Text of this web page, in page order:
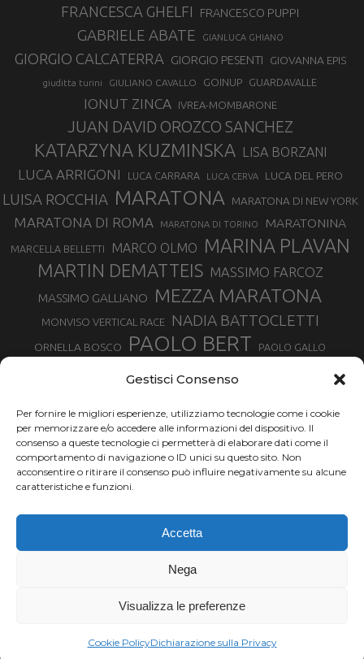
Gestisci Consenso
Per fornire le migliori esperienze, utilizziamo tecnologie come i cookie
per memorizzare e/o accedere alle informazioni del dispositivo. Il
consenso a queste tecnologie ci permetterà di elaborare dati come il
comportamento di navigazione o ID unici su questo sito. Non
acconsentire o ritirare il consenso può influire negativamente su alcune
caratteristiche e funzioni.
Accetta
Nega
Visualizza le preferenze
Cookie PolicyDichiarazione sulla Privacy
FRANCESCA GHELFI FRANCESCO PUPPI
GABRIELE ABATE GIANLUCA GHIANO
GIORGIO CALCATERRA GIORGIO PESENTI GIOVANNA EPIS
giuditta turini GIULIANO CAVALLO GOINUP GUARDAVALLE
IONUT ZINCA IVREA-MOMBARONE
JUAN DAVID OROZCO SANCHEZ
KATARZYNA KUZMINSKA LISA BORZANI
LUCA ARRIGONI LUCA CARRARA LUCA CERVA LUCA DEL PERO
LUISA ROCCHIA MARATONA MARATONA DI NEW YORK
MARATONA DI ROMA MARATONA DI TORINO MARATONINA
MARCELLA BELLETTI MARCO OLMO MARINA PLAVAN
MARTIN DEMATTEIS MASSIMO FARCOZ
MASSIMO GALLIANO MEZZA MARATONA
MONVISO VERTICAL RACE NADIA BATTOCLETTI
ORNELLA BOSCO PAOLO BERT PAOLO GALLO
SILVIA SERAFINI SONIA GLAREY TAVAGNASCO TOR DES GEANTS
TOUR MONVISO TRAIL TRAIL MONTE CASTO TROFEO KIMA
TURIN MARATHON URBAN ZEMMER VAL DI FASSA RUNNING
VALENTINA BELOTTI
VENICE MARATHON
XAVIER CHEVRIER
YEMAN CRIPPA
Chi siamo | Termini d'uso | Privacy |